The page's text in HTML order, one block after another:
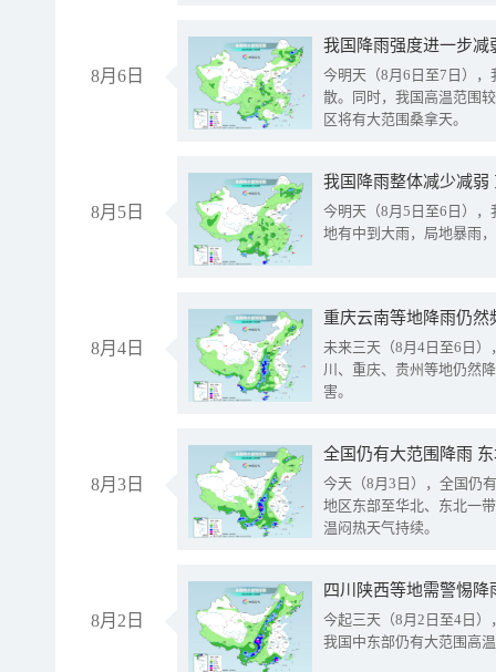
8月6日
今明天（8月6日至7日）
散。同时，我国高温范围
区将有大范围桑拿天。
8月5日
我国降雨整体减少减弱
今明天（8月5日至6日）
地有中到大雨，局地暴雨
8月4日
重庆云南等地降雨仍然
未来三天（8月4日至6日
川、重庆、贵州等地仍然
害。
8月3日
全国仍有大范围降雨
今天（8月3日），全国仍
地区东部至华北、东北一
温闷热天气持续。
8月2日
今起三天（8月2日至4日
我国中东部仍有大范围高